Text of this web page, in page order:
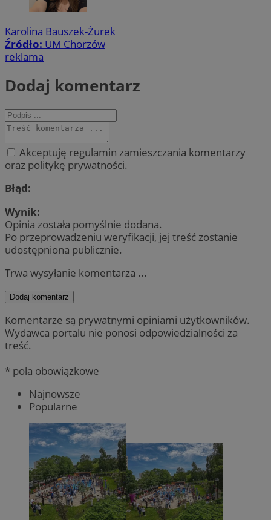
Karolina Bauszek-Żurek
Źródło: UM Chorzów
reklama
Dodaj komentarz
Akceptuję regulamin zamieszczania komentarzy
oraz politykę prywatności.
Błąd:
Wynik:
Opinia została pomyślnie dodana.
Po przeprowadzeniu weryfikacji, jej treść zostanie
udostępniona publicznie.
Trwa wysyłanie komentarza ...
Dodaj komentarz
Komentarze są prywatnymi opiniami użytkowników.
Wydawca portalu nie ponosi odpowiedzialności za
treść.
* pola obowiązkowe
Najnowsze
Popularne